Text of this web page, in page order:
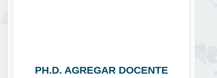
PH.D. AGREGAR DOCENTE